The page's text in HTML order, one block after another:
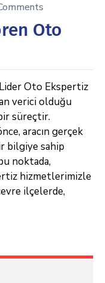
Oto
Lider Oto Ekspertiz
verici olduğu
süreçtir.
aracın gerçek
bilgiye sahip
noktada,
hizmetlerimizle
ilçelerde,